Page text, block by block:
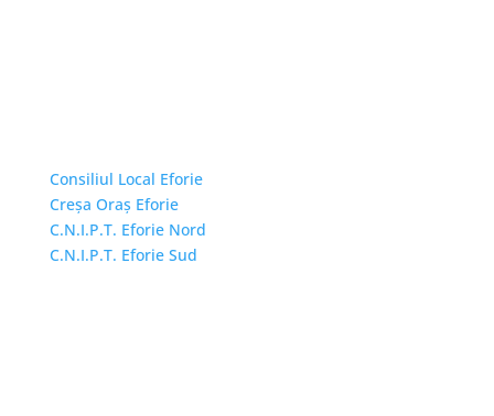
Consiliul Local Eforie
Creșa Oraș Eforie
C.N.I.P.T. Eforie Nord
C.N.I.P.T. Eforie Sud